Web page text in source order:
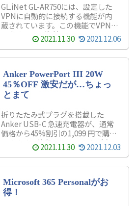
GL.iNet GL-AR750には、設定した
VPNに自動的に接続する機能が内
蔵されています。この機能でVPNを
設定すると、海外でもAmazon
Prime Videoなどの日本地域限定コ
ンテンツが見ることができるように
をプレイしたいと思い、購入してみ
ましたが、プレイすることができ…
2021.11.30 2021.12.06
Anker PowerPort III 20W
45％OFF 激安だが…ちょっ
とまて
折りたたみ式プラグを搭載した
Anker USB-C 急速充電器が、通常
価格から45%割引の1,099 円で購入
できます。値段だけみるならば安
い！だがAnker PowerPort III 20W
がお買い得な製品なのか、検証して
2021.11.30 2021.12.03
Microsoft 365 Personalがお
得！